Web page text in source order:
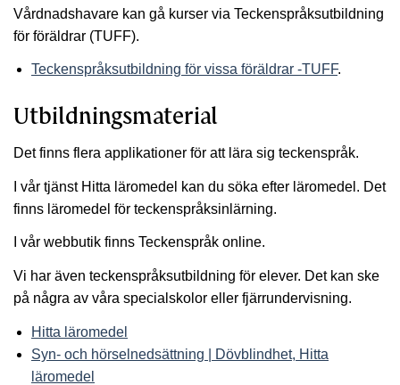
Vårdnadshavare kan gå kurser via Teckenspråksutbildning
för föräldrar (TUFF).
Teckenspråksutbildning för vissa föräldrar -TUFF.
Utbildningsmaterial
Det finns flera applikationer för att lära sig teckenspråk.
I vår tjänst Hitta läromedel kan du söka efter läromedel. Det
finns läromedel för teckenspråksinlärning.
I vår webbutik finns Teckenspråk online.
Vi har även teckenspråksutbildning för elever. Det kan ske
på några av våra specialskolor eller fjärrundervisning.
Hitta läromedel
Syn- och hörselnedsättning | Dövblindhet, Hitta
läromedel